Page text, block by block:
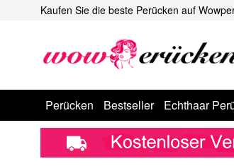
Kaufen Sie die beste Perücken auf
Perücken Bestseller Echthaar